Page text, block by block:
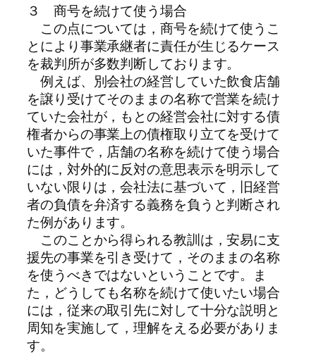
３ 商号を続けて使う場合
この点については，商号を続けて使うこ
とにより事業承継者に責任が生じるケース
を裁判所が多数判断しております。
例えば、別会社の経営していた飲食店舗
を譲り受けてそのままの名称で営業を続け
ていた会社が，もとの経営会社に対する債
権者からの事業上の債権取り立てを受けて
いた事件で，店舗の名称を続けて使う場合
には，対外的に反対の意思表示を明示して
いない限りは，会社法に基づいて，旧経営
者の負債を弁済する義務を負うと判断され
た例があります。
このことから得られる教訓は，安易に支
援先の事業を引き受けて，そのままの名称
を使うべきではないということです。ま
た，どうしても名称を続けて使いたい場合
には，従来の取引先に対して十分な説明と
周知を実施して，理解をえる必要がありま
す。